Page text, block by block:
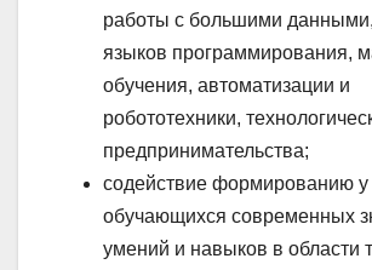
работы с большими
языков программирования,
обучения, автоматизации и
робототехники,
предпринимательства;
содействие формированию у
обучающихся современных
умений и навыков в области